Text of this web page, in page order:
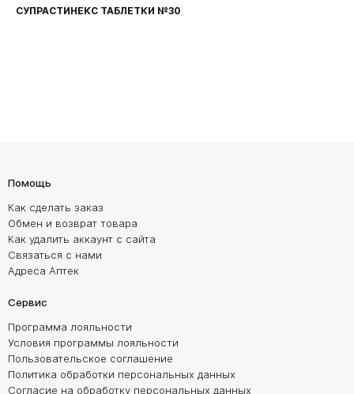
СУПРАСТИНЕКС ТАБЛЕТКИ №30
Помощь
Как сделать заказ
Обмен и возврат товара
Как удалить аккаунт с сайта
Связаться с нами
Адреса Аптек
Сервис
Программа лояльности
Условия программы лояльности
Пользовательское соглашение
Политика обработки персональных данных
Согласие на обработку персональных данных